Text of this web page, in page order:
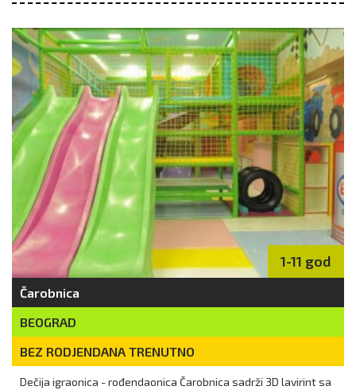
1-11 god
Čarobnica
BEOGRAD
BEZ RODJENDANA TRENUTNO
Dečija igraonica - rođendaonica Čarobnica sadrži 3D lavirint sa